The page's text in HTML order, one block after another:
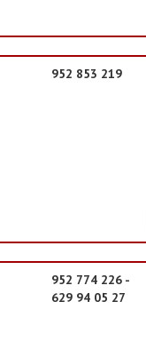
952 853 219
952 774 226 -
629 94 05 27